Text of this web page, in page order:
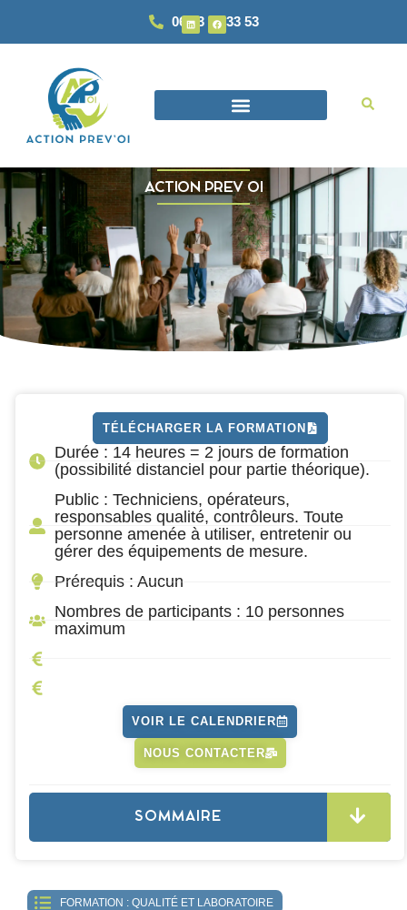
06 93 87 33 53
ACTION PREV OI
FORMATION : QUALITÉ ET LABORATOIRE
TÉLÉCHARGER LA FORMATION
Durée : 14 heures = 2 jours de formation
(possibilité distanciel pour partie théorique).
Public : Techniciens, opérateurs,
responsables qualité, contrôleurs. Toute
personne amenée à utiliser, entretenir ou
gérer des équipements de mesure.
Prérequis : Aucun
Nombres de participants : 10 personnes
maximum
VOIR LE CALENDRIER
NOUS CONTACTER
SOMMAIRE